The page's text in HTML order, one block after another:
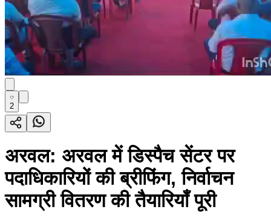
2
अरवल: अरवल में डिस्पैच सेंटर पर
पदाधिकारियों की ब्रीफिंग, निर्वाचन
सामग्री वितरण की तैयारियाँ पूरी